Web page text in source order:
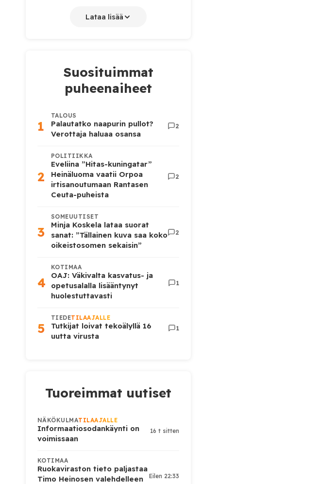
Lataa lisää
Suosituimmat
puheenaiheet
1
TALOUS
Palautatko naapurin pullot?
Verottaja haluaa osansa
2
2
POLITIIKKA
Eveliina ”Hitas-kuningatar”
Heinäluoma vaatii Orpoa
irtisanoutumaan Rantasen
Ceuta-puheista
2
3
SOMEUUTISET
Minja Koskela lataa suorat
sanat: ”Tällainen kuva saa koko
oikeistosomen sekaisin”
2
4
KOTIMAA
OAJ: Väkivalta kasvatus- ja
opetusalalla lisääntynyt
huolestuttavasti
1
5
TIEDETILAAJALLE
Tutkijat loivat tekoälyllä 16
uutta virusta
1
Tuoreimmat uutiset
NÄKÖKULMATILAAJALLE
Informaatiosodankäynti on
voimissaan
16 t sitten
KOTIMAA
Ruokaviraston tieto paljastaa
Timo Heinosen valehdelleen
Eilen 22:33